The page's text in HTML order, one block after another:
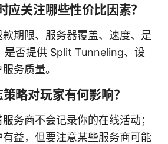
应关注哪些性价比因素？
期限、服务器覆盖、速度、是
否提供 Split Tunneling、设
务质量。
略对玩家有何影响？
务商不会记录你的在线活动；
益，但要注意某些服务商可能